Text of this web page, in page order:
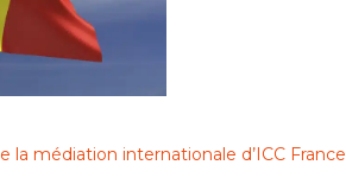
médiation internationale d’ICC France